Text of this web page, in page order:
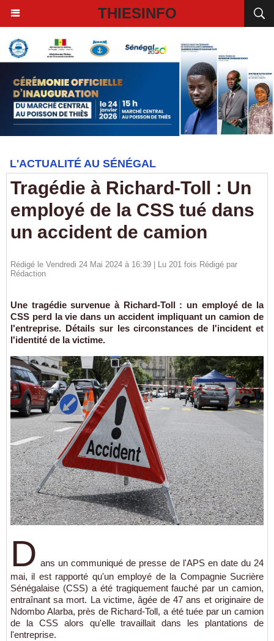
THIESINFO
L'ACTUALITÉ AU SÉNÉGAL
Tragédie à Richard-Toll : Un
employé de la CSS tué dans
un accident de camion
Rédigé le Vendredi 24 Mai 2024 à 16:39 | Lu 201 fois Rédigé par
Rédaction
Une tragédie survenue à Richard-Toll : un employé de la
CSS perd la vie dans un accident impliquant un camion de
l'entreprise. Détails sur les circonstances de l'incident et
l'identité de la victime.
D ans un communiqué de presse de l'APS en date du 24
mai, il est rapporté qu'un employé de la Compagnie Sucrière
Sénégalaise (CSS) a été tragiquement fauché par un camion,
entraînant sa mort. La victime, âgée de 47 ans et originaire de
Ndombo Alarba, près de Richard-Toll, a été tuée par un camion
de la CSS alors qu'elle travaillait dans les plantations de
l'entreprise.